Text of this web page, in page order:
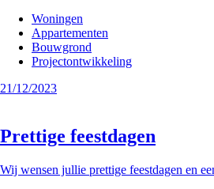
Woningen
Appartementen
Bouwgrond
Projectontwikkeling
21/12/2023
Prettige feestdagen
Wij wensen jullie prettige feestdagen en